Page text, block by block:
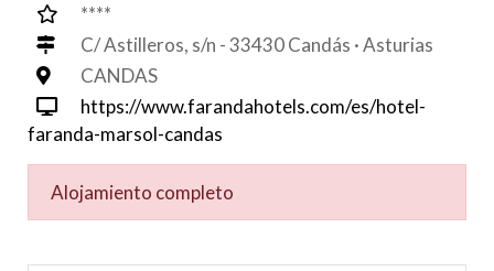
****
C/ Astilleros, s/n - 33430 Candás · Asturias
CANDAS
https://www.farandahotels.com/es/hotel-
faranda-marsol-candas
Alojamiento completo